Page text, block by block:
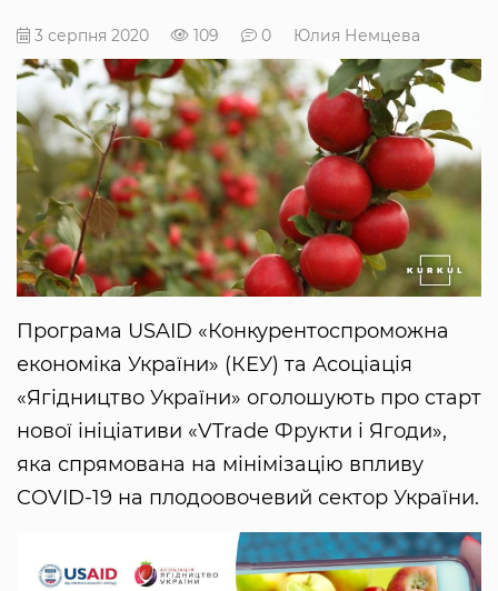
3 серпня 2020 109 0 Юлия Немцева
Програма USAID «Конкурентоспроможна
економіка України» (КЕУ) та Асоціація
«Ягідництво України» оголошують про старт
нової ініціативи «VTrade Фрукти і Ягоди»,
яка спрямована на мінімізацію впливу
COVID-19 на плодоовочевий сектор України.